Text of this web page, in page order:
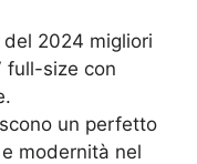
2024 migliori
full-size con
un perfetto
modernità nel